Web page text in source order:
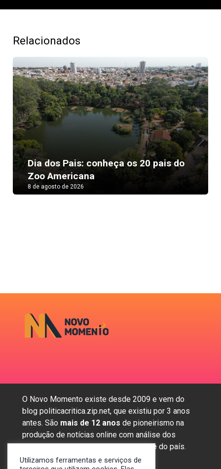
Relacionados
Dia dos Pais: conheça os 20 pais do
Zoo Americana
8 de agosto de 2026
Next
O Novo Momento existe desde 2009 e vem do
blog politicacritica.zip.net, que existiu por 3 anos
antes. São mais de 12 anos de pioneirismo na
produção de notícias online com análise dos
assuntos mais importantes da região e do país.
Utilizamos ferramentas e serviços de